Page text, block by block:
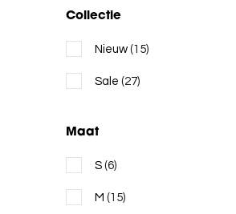
Collectie
Nieuw (15)
Sale (27)
Maat
S (6)
M (15)